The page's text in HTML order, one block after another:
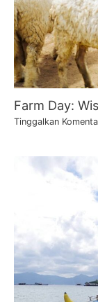
Farm Day:
Tinggalkan